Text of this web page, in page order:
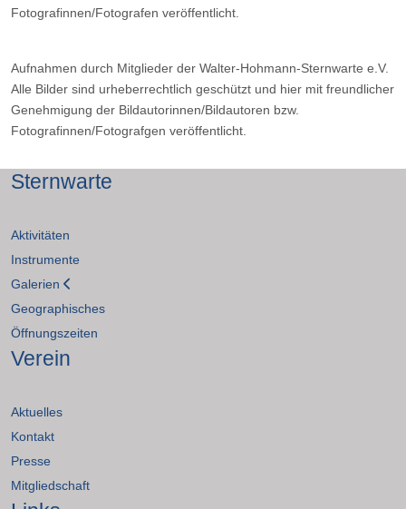
Fotografinnen/Fotografen veröffentlicht.
Aufnahmen durch Mitglieder der Walter-Hohmann-Sternwarte e.V.
Alle Bilder sind urheberrechtlich geschützt und hier mit freundlicher
Genehmigung der Bildautorinnen/Bildautoren bzw.
Fotografinnen/Fotografgen veröffentlicht.
Sternwarte
Aktivitäten
Instrumente
Galerien
Geographisches
Öffnungszeiten
Verein
Aktuelles
Kontakt
Presse
Mitgliedschaft